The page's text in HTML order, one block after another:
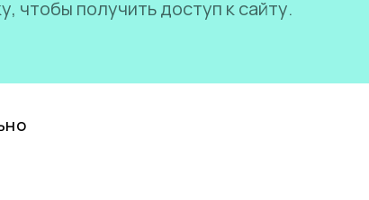
чтобы получить доступ к сайту.